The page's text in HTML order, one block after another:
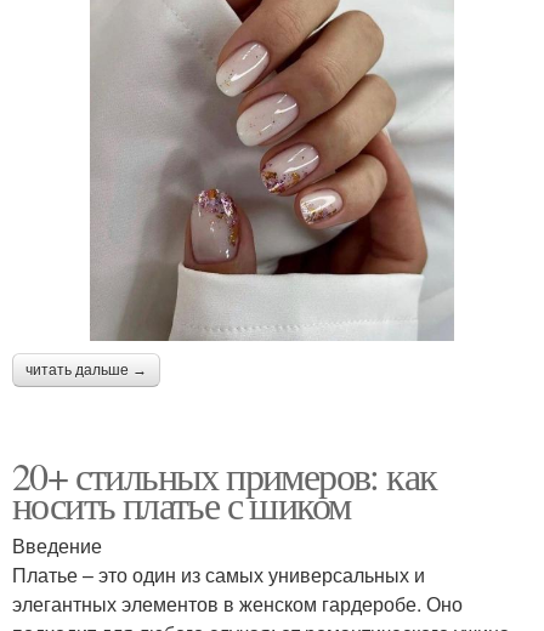
читать дальше →
20+ стильных примеров: как
носить платье с шиком
Введение
Платье – это один из самых универсальных и
элегантных элементов в женском гардеробе. Оно